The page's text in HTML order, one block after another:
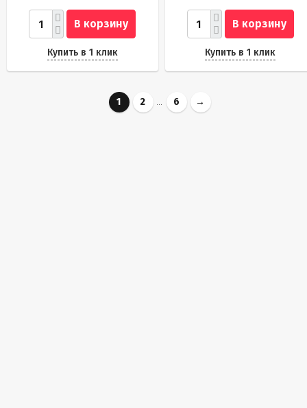
В корзину
Купить в 1 клик
В корзину
Купить в 1 клик
1 2 ... 6 →